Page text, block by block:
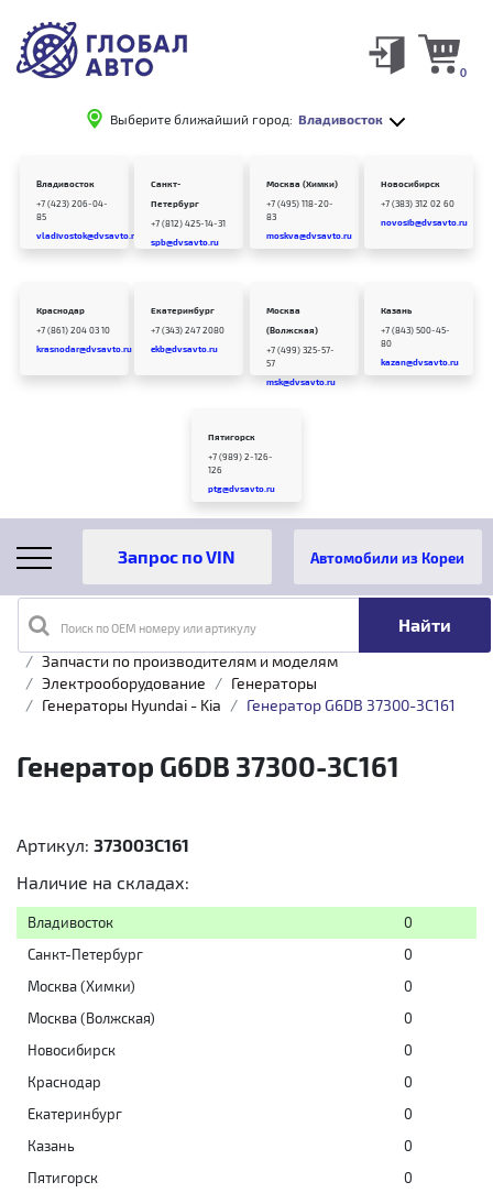
Выберите ближайший город: Владивосток
0
Владивосток
+7 (423) 206-04-
85
vladivostok@dvsavto.ru
Санкт-
Петербург
+7 (812) 425-14-31
spb@dvsavto.ru
Москва (Химки)
+7 (495) 118-20-
83
moskva@dvsavto.ru
Новосибирск
+7 (383) 312 02 60
novosib@dvsavto.ru
Краснодар
+7 (861) 204 03 10
krasnodar@dvsavto.ru
Екатеринбург
+7 (343) 247 2080
ekb@dvsavto.ru
Москва
(Волжская)
+7 (499) 325-57-
57
msk@dvsavto.ru
Казань
+7 (843) 500-45-
80
kazan@dvsavto.ru
Пятигорск
+7 (989) 2-126-
126
ptg@dvsavto.ru
Поиск по OEM номеру или артикулу
Автомобили из Кореи
Главная
Каталог товаров
Запчасти по производителям и моделям
Электрооборудование
Генераторы
Генераторы Hyundai - Kia
Генератор G6DB 37300-3C161
Генератор G6DB 37300-3C161
Артикул: 373003C161
Наличие на складах:
Владивосток
0
Санкт-Петербург
0
Москва (Химки)
0
Москва (Волжская)
0
Новосибирск
0
Краснодар
0
Екатеринбург
0
Казань
0
Пятигорск
0